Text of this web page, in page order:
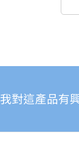
我對這產品有